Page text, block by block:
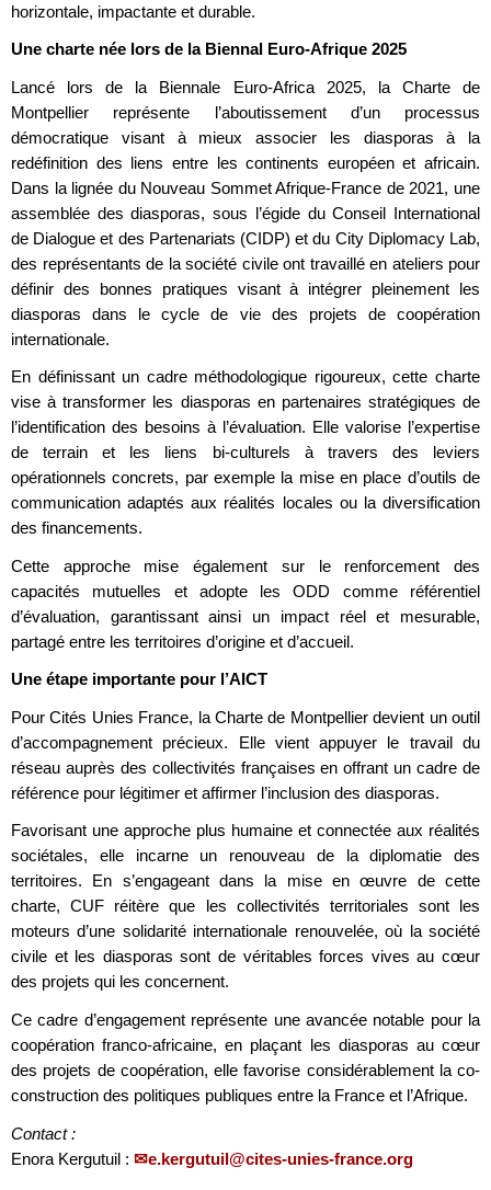
horizontale, impactante et durable.
Une charte née lors de la Biennal Euro-Afrique 2025
Lancé lors de la Biennale Euro-Africa 2025, la Charte de
Montpellier représente l’aboutissement d’un processus
démocratique visant à mieux associer les diasporas à la
redéfinition des liens entre les continents européen et africain.
Dans la lignée du Nouveau Sommet Afrique-France de 2021, une
assemblée des diasporas, sous l’égide du Conseil International
de Dialogue et des Partenariats (CIDP) et du City Diplomacy Lab,
des représentants de la société civile ont travaillé en ateliers pour
définir des bonnes pratiques visant à intégrer pleinement les
diasporas dans le cycle de vie des projets de coopération
internationale.
En définissant un cadre méthodologique rigoureux, cette charte
vise à transformer les diasporas en partenaires stratégiques de
l’identification des besoins à l’évaluation. Elle valorise l’expertise
de terrain et les liens bi-culturels à travers des leviers
opérationnels concrets, par exemple la mise en place d’outils de
communication adaptés aux réalités locales ou la diversification
des financements.
Cette approche mise également sur le renforcement des
capacités mutuelles et adopte les ODD comme référentiel
d’évaluation, garantissant ainsi un impact réel et mesurable,
partagé entre les territoires d’origine et d’accueil.
Une étape importante pour l’AICT
Pour Cités Unies France, la Charte de Montpellier devient un outil
d’accompagnement précieux. Elle vient appuyer le travail du
réseau auprès des collectivités françaises en offrant un cadre de
référence pour légitimer et affirmer l’inclusion des diasporas.
Favorisant une approche plus humaine et connectée aux réalités
sociétales, elle incarne un renouveau de la diplomatie des
territoires. En s’engageant dans la mise en œuvre de cette
charte, CUF réitère que les collectivités territoriales sont les
moteurs d’une solidarité internationale renouvelée, où la société
civile et les diasporas sont de véritables forces vives au cœur
des projets qui les concernent.
Ce cadre d’engagement représente une avancée notable pour la
coopération franco-africaine, en plaçant les diasporas au cœur
des projets de coopération, elle favorise considérablement la co-
construction des politiques publiques entre la France et l’Afrique.
Contact :
Enora Kergutuil :
e.kergutuil@cites-unies-france.org